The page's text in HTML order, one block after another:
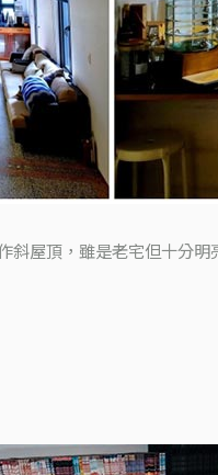
斜屋頂，雖是老宅但十分明